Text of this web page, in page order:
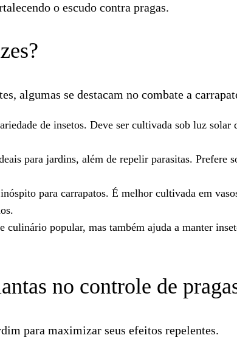
o escudo contra pragas.
algumas se destacam no combate a
de insetos. Deve ser cultivada sob luz solar
para jardins, além de repelir parasitas. Prefere
para carrapatos. É melhor cultivada em
culinário popular, mas também ajuda a manter
no controle de
para maximizar seus efeitos repelentes.